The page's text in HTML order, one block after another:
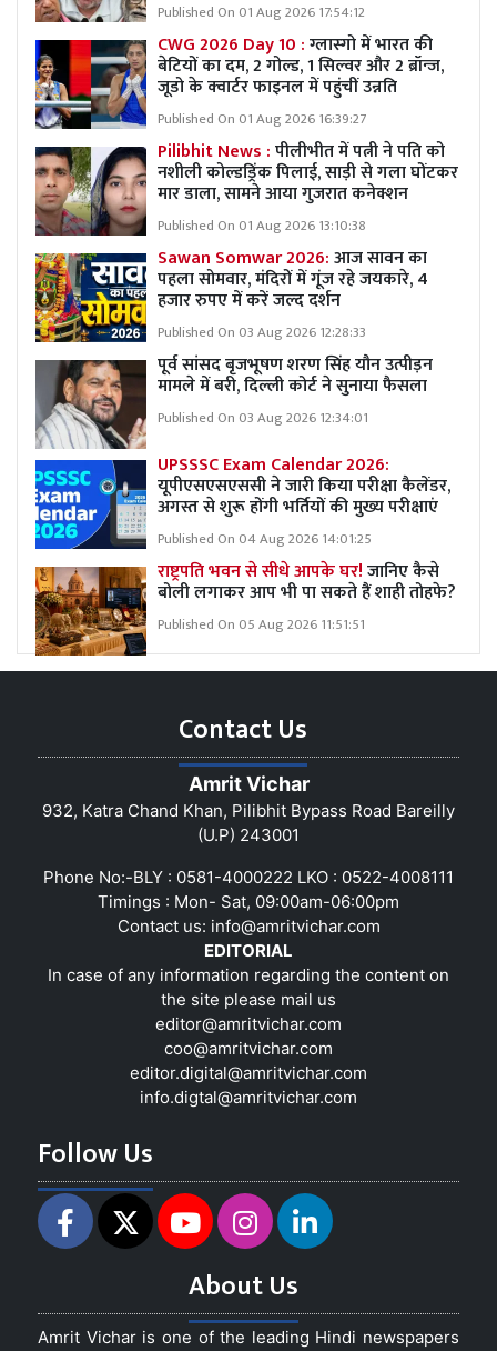
Published On 01 Aug 2026 17:54:12
CWG 2026 Day 10 :ग्लास्गो में भारत की
बेटियों का दम, 2 गोल्ड, 1 सिल्वर और 2 ब्रॉन्ज,
जूडो के क्वार्टर फाइनल में पहुंचीं उन्नति
Published On 01 Aug 2026 16:39:27
Pilibhit News :पीलीभीत में पत्नी ने पति को
नशीली कोल्डड्रिंक पिलाई, साड़ी से गला घोंटकर
मार डाला, सामने आया गुजरात कनेक्शन
Published On 01 Aug 2026 13:10:38
Sawan Somwar 2026:आज सावन का
पहला सोमवार, मंदिरों में गूंज रहे जयकारे, 4
हजार रुपए में करें जल्द दर्शन
Published On 03 Aug 2026 12:28:33
पूर्व सांसद बृजभूषण शरण सिंह यौन उत्पीड़न
मामले में बरी, दिल्ली कोर्ट ने सुनाया फैसला
Published On 03 Aug 2026 12:34:01
UPSSSC Exam Calendar 2026:
यूपीएसएसएससी ने जारी किया परीक्षा कैलेंडर,
अगस्त से शुरू होंगी भर्तियों की मुख्य परीक्षाएं
Published On 04 Aug 2026 14:01:25
राष्ट्रपति भवन से सीधे आपके घर!जानिए कैसे
बोली लगाकर आप भी पा सकते हैं शाही तोहफे?
Published On 05 Aug 2026 11:51:51
Contact Us
Amrit Vichar
932, Katra Chand Khan, Pilibhit Bypass Road Bareilly
(U.P) 243001
Phone No:-BLY : 0581-4000222 LKO : 0522-4008111
Timings : Mon- Sat, 09:00am-06:00pm
Contact us: info@amritvichar.com
EDITORIAL
In case of any information regarding the content on
the site please mail us
editor@amritvichar.com
coo@amritvichar.com
editor.digital@amritvichar.com
info.digtal@amritvichar.com
Follow Us
About Us
Amrit Vichar is one of the leading Hindi newspapers